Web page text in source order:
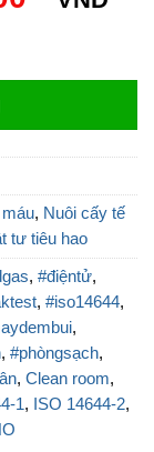
₫.là:
máu, Nuôi cấy tế
tư tiêu hao
, #điệntử,
, #iso14644,
,
, #phòngsạch,
, Clean room,
1, ISO 14644-2,